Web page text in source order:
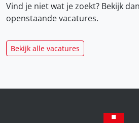
Vind je niet wat je zoekt? Bekijk
openstaande vacatures.
Bekijk alle vacatures